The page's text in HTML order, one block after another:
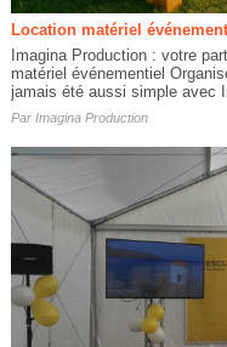
Location matériel
Imagina Production : votre
matériel événementiel
jamais été aussi simple avec
Par Imagina Production